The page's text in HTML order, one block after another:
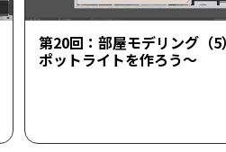
第20回：部屋モデリング（5
ポットライトを作ろう～